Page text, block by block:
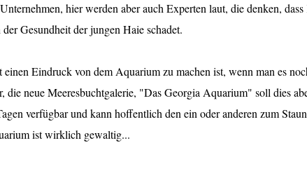
hier werden aber auch Experten laut, die denken,
Gesundheit der jungen Haie schadet.
einen Eindruck von dem Aquarium zu machen ist, wenn man es
die neue Meeresbuchtgalerie, "Das Georgia Aquarium" soll dies
verfügbar und kann hoffentlich den ein oder anderen zum
ist wirklich gewaltig...